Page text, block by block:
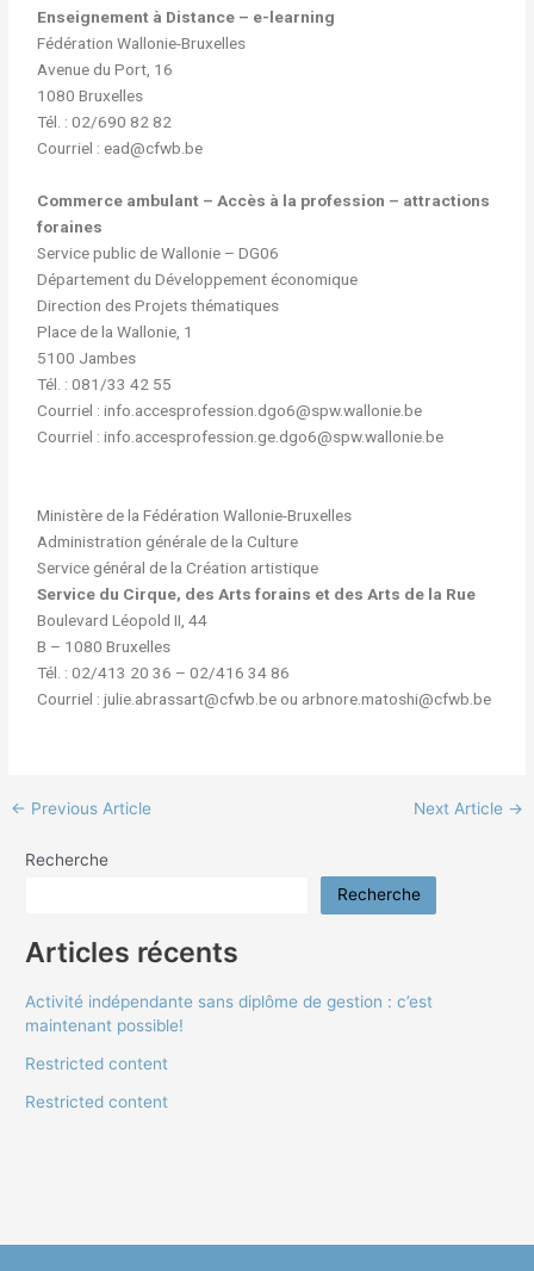
Enseignement à Distance – e-learning
Fédération Wallonie-Bruxelles
Avenue du Port, 16
1080 Bruxelles
Tél. : 02/690 82 82
Courriel : ead@cfwb.be
Commerce ambulant – Accès à la profession – attractions
foraines
Service public de Wallonie – DG06
Département du Développement économique
Direction des Projets thématiques
Place de la Wallonie, 1
5100 Jambes
Tél. : 081/33 42 55
Courriel : info.accesprofession.dgo6@spw.wallonie.be
Courriel : info.accesprofession.ge.dgo6@spw.wallonie.be
Ministère de la Fédération Wallonie-Bruxelles
Administration générale de la Culture
Service général de la Création artistique
Service du Cirque, des Arts forains et des Arts de la Rue
Boulevard Léopold II, 44
B – 1080 Bruxelles
Tél. : 02/413 20 36 – 02/416 34 86
Courriel : julie.abrassart@cfwb.be ou arbnore.matoshi@cfwb.be
← Previous Article Next Article →
Recherche
Recherche
Articles récents
Activité indépendante sans diplôme de gestion : c’est
maintenant possible!
Restricted content
Restricted content